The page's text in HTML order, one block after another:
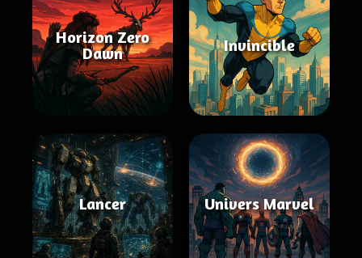
Horizon Zero
Dawn
Invincible
Lancer Univers Marvel